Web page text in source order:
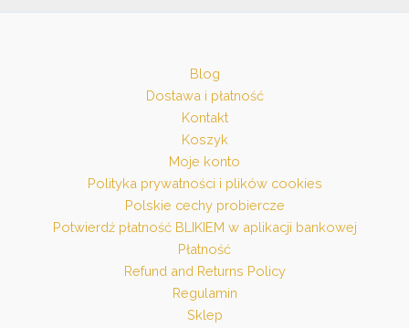
Blog
Dostawa i płatność
Kontakt
Koszyk
Moje konto
Polityka prywatności i plików cookies
Polskie cechy probiercze
Potwierdź płatność BLIKIEM w aplikacji bankowej
Płatność
Refund and Returns Policy
Regulamin
Sklep